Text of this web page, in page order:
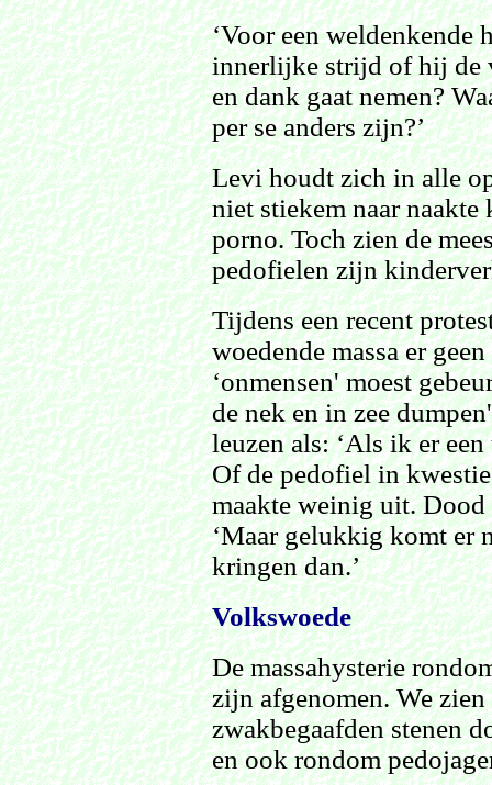
‘Voor een weldenkende
innerlijke strijd of hij de
en dank gaat nemen?
per se anders zijn?’
Levi houdt zich in alle
niet stiekem naar
porno. Toch zien de
pedofielen zijn
Tijdens een recent
woedende massa er
‘onmensen' moest
de nek en in zee
leuzen als: ‘Als ik er
Of de pedofiel in
maakte weinig uit.
‘Maar gelukkig komt er
kringen dan.’
Volkswoede
De massahysterie
zijn afgenomen. We
zwakbegaafden stenen
en ook rondom